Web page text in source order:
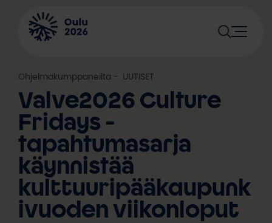
sisältöön
Ohjelmakumppaneilta UUTISET
Valve2026 Culture
Fridays -
tapahtumasarja
käynnistää
kulttuuripääkaupunk
ivuoden viikonloput